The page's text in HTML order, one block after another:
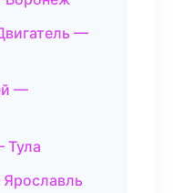
—
—
Тула